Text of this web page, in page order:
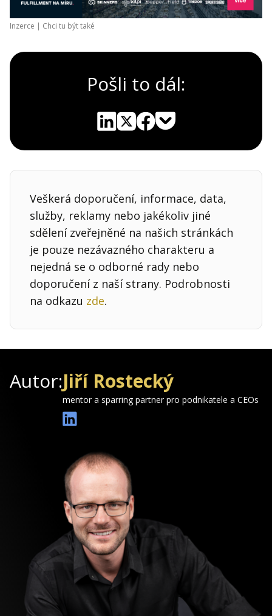
Inzerce | Chci tu být také
Pošli to dál:
Veškerá doporučení, informace, data,
služby, reklamy nebo jakékoliv jiné
sdělení zveřejněné na našich stránkách
je pouze nezávazného charakteru a
nejedná se o odborné rady nebo
doporučení z naší strany. Podrobnosti
na odkazu zde.
Autor:Jiří Rostecký
mentor a sparring partner pro podnikatele a CEOs